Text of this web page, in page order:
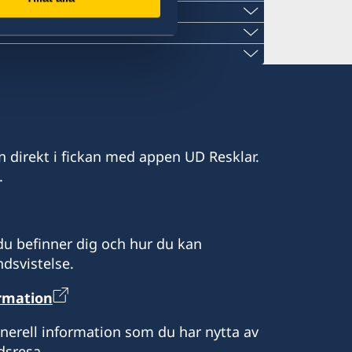
fredag 09:30-13:30. Telefontid:
28A
13.30
kl 10.00-13.00.
pass.
i fickan med appen UD Resklar.
befinner dig och hur du kan
information som du har nytta av